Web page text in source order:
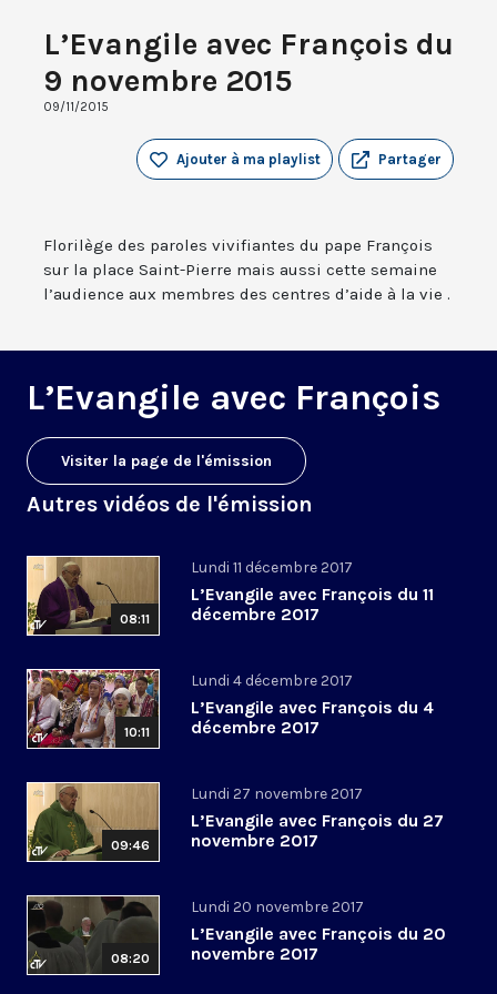
L’Evangile avec François du
9 novembre 2015
09/11/2015
Partager
Ajouter à ma playlist
Florilège des paroles vivifiantes du pape François
sur la place Saint-Pierre mais aussi cette semaine
l’audience aux membres des centres d’aide à la vie .
L’Evangile avec François
Visiter la page de l'émission
Autres vidéos de l'émission
08:11
Lundi 11 décembre 2017
L’Evangile avec François du 11
décembre 2017
10:11
Lundi 4 décembre 2017
L’Evangile avec François du 4
décembre 2017
09:46
Lundi 27 novembre 2017
L’Evangile avec François du 27
novembre 2017
08:20
Lundi 20 novembre 2017
L’Evangile avec François du 20
novembre 2017